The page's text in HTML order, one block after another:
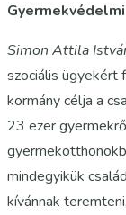
Simon Attila
szociális ügyekért
kormány célja a
23 ezer
mindegyikük
kívánnak